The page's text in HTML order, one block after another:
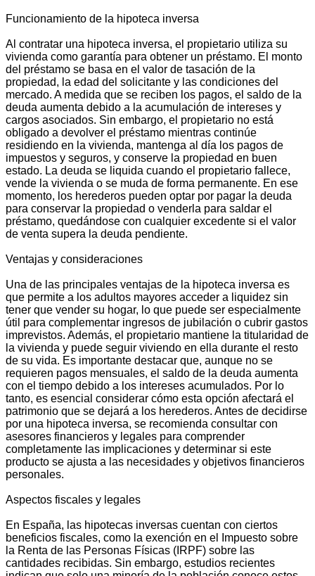
Funcionamiento de la hipoteca inversa
Al contratar una hipoteca inversa, el propietario utiliza su
vivienda como garantía para obtener un préstamo. El monto
del préstamo se basa en el valor de tasación de la
propiedad, la edad del solicitante y las condiciones del
mercado. A medida que se reciben los pagos, el saldo de la
deuda aumenta debido a la acumulación de intereses y
cargos asociados. Sin embargo, el propietario no está
obligado a devolver el préstamo mientras continúe
residiendo en la vivienda, mantenga al día los pagos de
impuestos y seguros, y conserve la propiedad en buen
estado. La deuda se liquida cuando el propietario fallece,
vende la vivienda o se muda de forma permanente. En ese
momento, los herederos pueden optar por pagar la deuda
para conservar la propiedad o venderla para saldar el
préstamo, quedándose con cualquier excedente si el valor
de venta supera la deuda pendiente.
Ventajas y consideraciones
Una de las principales ventajas de la hipoteca inversa es
que permite a los adultos mayores acceder a liquidez sin
tener que vender su hogar, lo que puede ser especialmente
útil para complementar ingresos de jubilación o cubrir gastos
imprevistos. Además, el propietario mantiene la titularidad de
la vivienda y puede seguir viviendo en ella durante el resto
de su vida. Es importante destacar que, aunque no se
requieren pagos mensuales, el saldo de la deuda aumenta
con el tiempo debido a los intereses acumulados. Por lo
tanto, es esencial considerar cómo esta opción afectará el
patrimonio que se dejará a los herederos. Antes de decidirse
por una hipoteca inversa, se recomienda consultar con
asesores financieros y legales para comprender
completamente las implicaciones y determinar si este
producto se ajusta a las necesidades y objetivos financieros
personales.
Aspectos fiscales y legales
En España, las hipotecas inversas cuentan con ciertos
beneficios fiscales, como la exención en el Impuesto sobre
la Renta de las Personas Físicas (IRPF) sobre las
cantidades recibidas. Sin embargo, estudios recientes